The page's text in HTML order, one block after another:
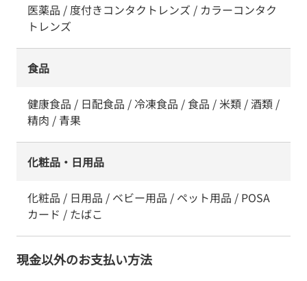
医薬品 / 度付きコンタクトレンズ / カラーコンタク
トレンズ
食品
健康食品 / 日配食品 / 冷凍食品 / 食品 / 米類 / 酒類 /
精肉 / 青果
化粧品・日用品
化粧品 / 日用品 / ベビー用品 / ペット用品 / POSA
カード / たばこ
現金以外のお支払い方法